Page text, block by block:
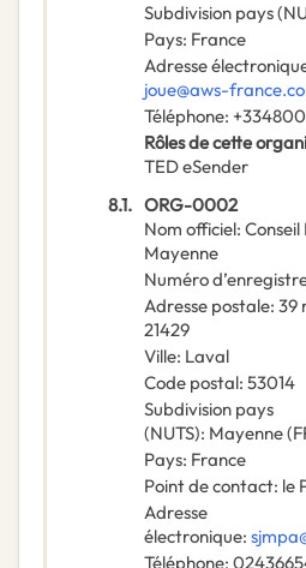
Subdivision pays
Pays: France
Adresse
joue@aws-
Téléphone:
Rôles de cette
TED eSender
8.1. ORG-0002
Nom officiel:
Mayenne
Numéro
Adresse postale: 39
21429
Ville: Laval
Code postal: 53014
Subdivision pays
(NUTS): Mayenne(
Pays: France
Point de contact: le
Adresse
électronique:
Téléphone: